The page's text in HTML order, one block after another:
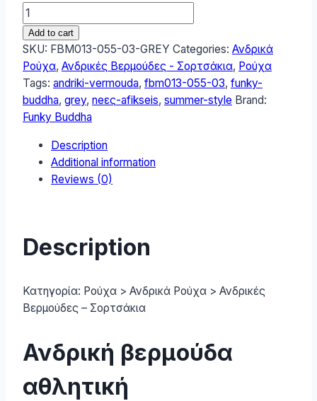
Funky
Buddha
Ανδρική
βερμούδα
αθλητική
FBM013-
055-
Grey
quantity
Add to cart
SKU: FBM013-055-03-GREY Categories: Ανδρικά
Ρούχα, Ανδρικές Βερμούδες - Σορτσάκια, Ρούχα
Tags: andriki-vermouda, fbm013-055-03, funky-
buddha, grey, neες-afikseis, summer-style Brand:
Funky Buddha
Description
Additional information
Reviews (0)
Description
Κατηγορία: Ρούχα > Ανδρικά Ρούχα > Ανδρικές
Βερμούδες – Σορτσάκια
Ανδρική βερμούδα
αθλητική